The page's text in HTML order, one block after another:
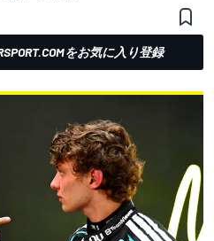
をお気に入り登録